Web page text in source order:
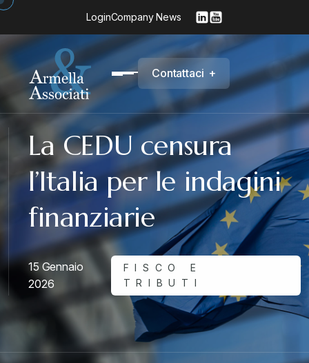
LoginCompany News
Contattaci +
La CEDU censura
l’Italia per le indagini
finanziarie
15 Gennaio
2026
FISCO E
TRIBUTI